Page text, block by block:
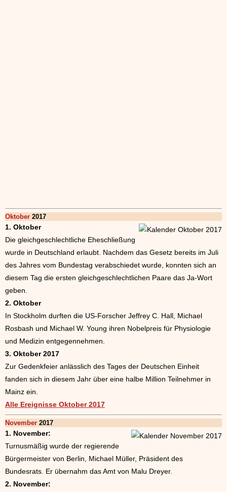
Oktober 2017
1. Oktober
Die gleichgeschlechtliche Eheschließung
wurde in Deutschland erlaubt. Nachdem das Gesetz bereits im Juli
des Jahres vom Bundestag verabschiedet wurde, konnten sich an
diesem Tag die ersten gleichgeschlechtlichen Paare das Ja-Wort
geben.
2. Oktober
In Stockholm durften die US-Forscher Jeffrey C. Hall, Michael
Rosbash und Michael W. Young ihren Nobelpreis für Physiologie
und Medizin entgegennehmen.
3. Oktober 2017
Zur Gedenkfeier anlässlich des Tages der Deutschen Einheit
fanden sich in diesem Jahr über eine halbe Million Teilnehmer in
Mainz ein.
Alle Ereignisse Oktober 2017
November 2017
1. November:
Turnusmäßig wurde der regierende
Bürgermeister von Berlin, Michael Müller, Präsident des
Bundesrats. Er übernahm das Amt von Malu Dreyer.
2. November: